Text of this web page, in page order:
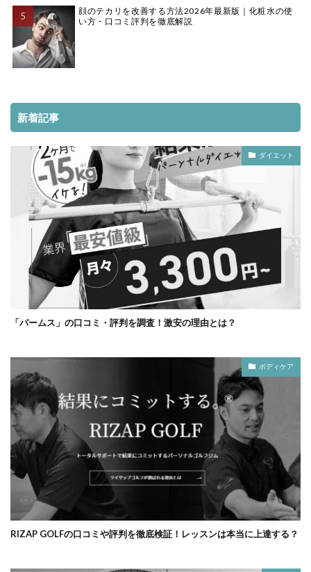
顔のテカリを改善する方法2026年最新版｜化粧水の使
い方・口コミ評判を徹底解説
新着記事
ダイエット
「パームス」の口コミ・評判を調査！激安の理由とは？
ボディケア
RIZAP GOLFの口コミや評判を徹底検証！レッスンは本当に上達する？